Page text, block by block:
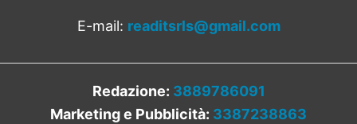
E-mail: readitsrls@gmail.com
Redazione: 3889786091
Marketing e Pubblicità: 3387238863